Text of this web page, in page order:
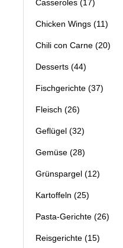
Casseroles (17)
Chicken Wings (11)
Chili con Carne (20)
Desserts (44)
Fischgerichte (37)
Fleisch (26)
Geflügel (32)
Gemüse (28)
Grünspargel (12)
Kartoffeln (25)
Pasta-Gerichte (26)
Reisgerichte (15)